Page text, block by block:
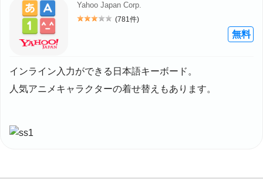
Yahoo Japan Corp.
評価: 3
(781件)
無料
インライン入力ができる日本語キーボード。
人気アニメキャラクターの着せ替えもあります。